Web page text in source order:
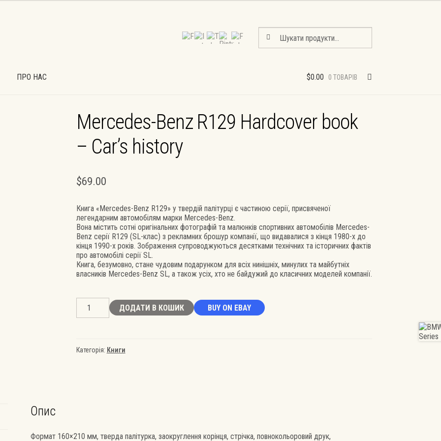
Шукати:
ПРО НАС
РОБОТИ (ДОГОВІР-ОФЕРТА) ПРО НАС ШПАЛЕРИ
$0.00 0 ТОВАРІВ
Mercedes-Benz R129 Hardcover book
– Car’s history
$69.00
Книга «Mercedes-Benz R129» у твердій палітурці є частиною серії, присвяченої
легендарним автомобілям марки Mercedes-Benz.
Вона містить сотні оригінальних фотографій та малюнків спортивних автомобілів Mercedes-
Benz серії R129 (SL-клас) з рекламних брошур компанії, що видавалися з кінця 1980-х до
кінця 1990-х років. Зображення супроводжуються десятками технічних та історичних фактів
про автомобілі серії SL.
Книга, безумовно, стане чудовим подарунком для всіх нинішніх, минулих та майбутніх
власників Mercedes-Benz SL, а також усіх, хто не байдужий до класичних моделей компанії.
Benz
R129
–
ДОДАТИ В КОШИК BUY ON EBAY
Категорія: Книги
Опис
Формат 160×210 мм, тверда палітурка, заокруглення корінця, стрічка, повнокольоровий друк,